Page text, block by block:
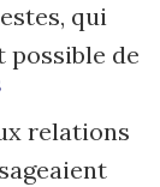
qui
possible de
relations